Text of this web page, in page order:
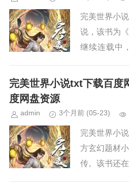
完美世界小
说，该书为
继续连载中
续关注本站
完美世界小说txt下载百度
度网盘资源
admin 3个月前 (05-23)
完美世界小
方玄幻题材
传。该书还